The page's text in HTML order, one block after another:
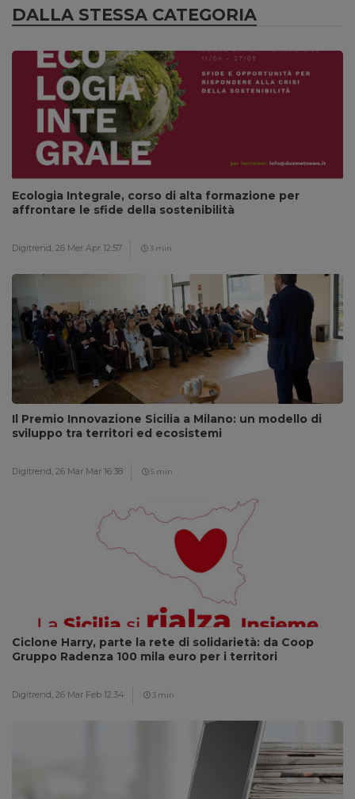
DALLA STESSA CATEGORIA
Ecologia Integrale, corso di alta formazione per
affrontare le sfide della sostenibilità
Digitrend, 26 Mer Apr 12:57 3 min
Il Premio Innovazione Sicilia a Milano: un modello di
sviluppo tra territori ed ecosistemi
Digitrend, 26 Mar Mar 16:38 5 min
Ciclone Harry, parte la rete di solidarietà: da Coop
Gruppo Radenza 100 mila euro per i territori
Digitrend, 26 Mar Feb 12:34 3 min